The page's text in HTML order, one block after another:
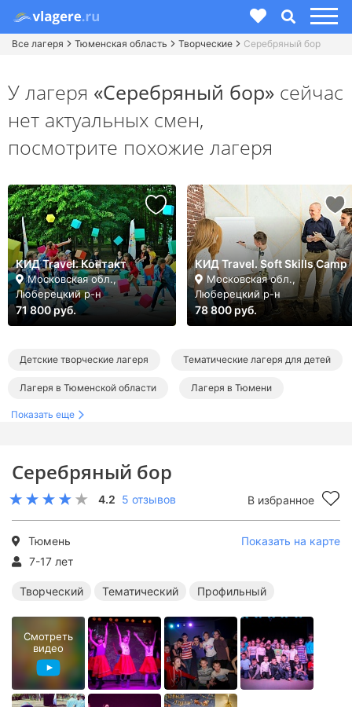
Все лагеря Тюменская область Творческие Серебряный бор
Серебряный бор
4.2 5 отзывов В избранное
Тюмень
Показать на карте
7-17 лет
Творческий Тематический Профильный
Смотреть
видео
У лагеря «Серебряный бор» сейчас
нет актуальных смен,
посмотрите похожие лагеря
КИД Travel. Контакт
Московская обл.,
Люберецкий р-н
71 800 руб.
КИД Travel. Soft Skills Camp
Московская обл.,
Люберецкий р-н
78 800 руб.
Детские творческие лагеря Тематические лагеря для детей
Лагеря в Тюменской области Лагеря в Тюмени
Показать еще